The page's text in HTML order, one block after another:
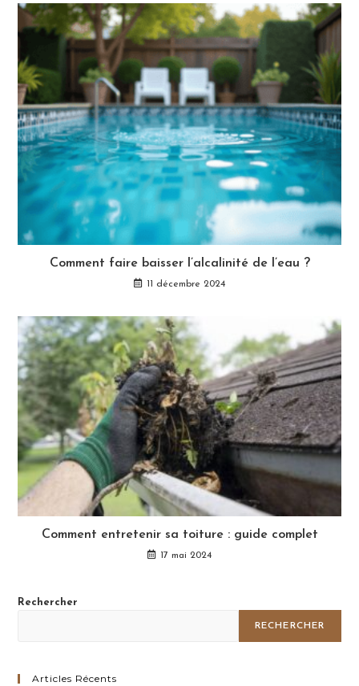
Comment faire baisser l’alcalinité de l’eau ?
11 décembre 2024
Comment entretenir sa toiture : guide complet
17 mai 2024
Rechercher
RECHERCHER
Articles Récents